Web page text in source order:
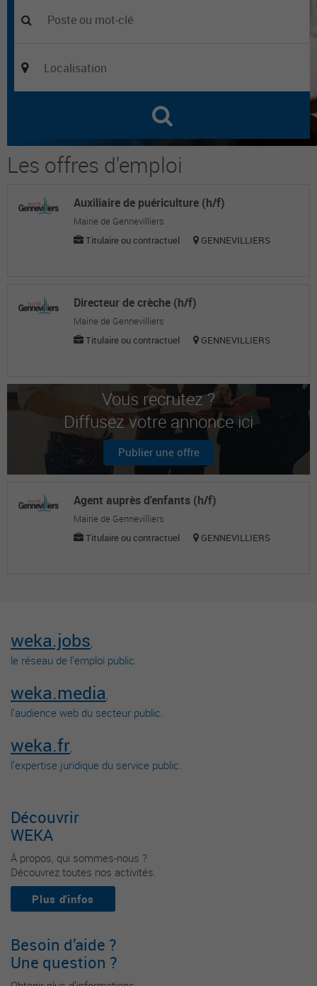
Les offres d'emploi
Auxiliaire de puériculture (h/f)
Mairie de Gennevilliers
Titulaire ou contractuel
GENNEVILLIERS
Directeur de crèche (h/f)
Mairie de Gennevilliers
Titulaire ou contractuel
GENNEVILLIERS
Vous recrutez ?
Diffusez votre annonce ici
Publier une offre
Agent auprès d'enfants (h/f)
Mairie de Gennevilliers
Titulaire ou contractuel
GENNEVILLIERS
weka.jobs,
le réseau de l’emploi public.
weka.media,
l’audience web du secteur public.
weka.fr,
l’expertise juridique du service public.
Découvrir
WEKA
À propos, qui sommes-nous ?
Découvrez toutes nos activités.
Plus d'infos
Besoin d’aide ?
Une question ?